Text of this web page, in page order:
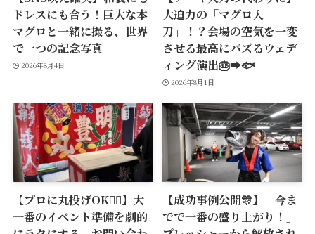
ドレスにも合う！巨大な本
マグロと一緒に撮る、世界
で一つの記念写真
2026年8月4日
大迫力の「マグロ入
刀」！？会場の空気を一変
させる最高にバズるウェデ
ィング演出🎂➡️🐟
2026年8月1日
【プロに丸投げOK🙆‍♂️】大
一番のイベント準備を劇的
【成功事例公開🎊】「今ま
でで一番の盛り上がり！」